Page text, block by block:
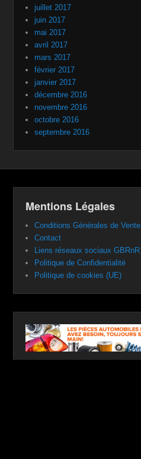
juillet 2017
juin 2017
mai 2017
avril 2017
mars 2017
février 2017
janvier 2017
décembre 2016
novembre 2016
octobre 2016
septembre 2016
Mentions Légales
Conditions Générales de Vente
Contact
Liens réseaux sociaux GBRnR
Politique de Confidentialité
Politique de cookies (UE)